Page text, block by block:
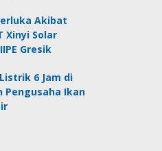
Akibat
Xinyi Solar
Gresik
6 Jam di
Pengusaha Ikan